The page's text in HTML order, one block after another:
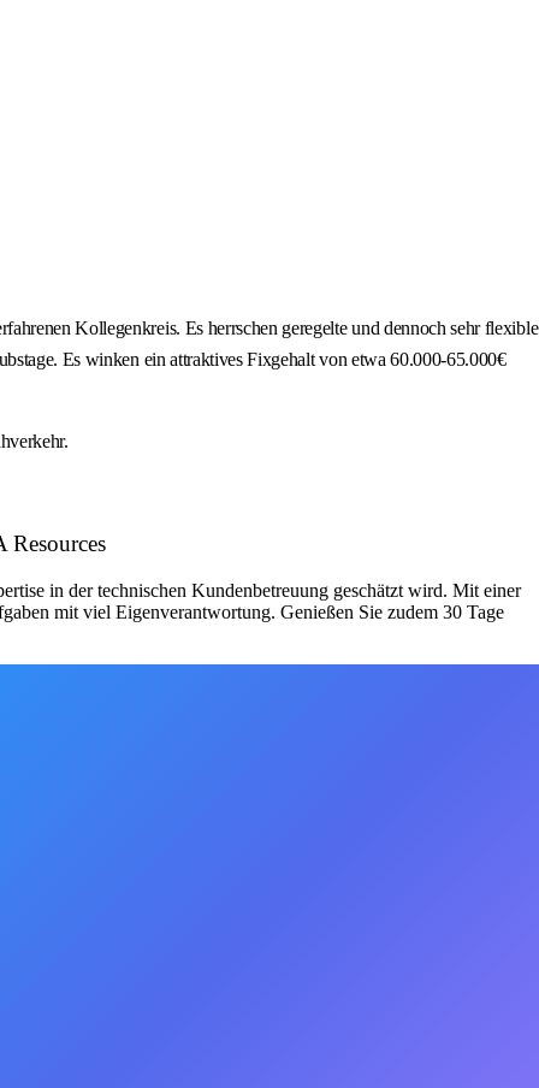
Kollegenkreis. Es herrschen geregelte und dennoch sehr flexible
Es winken ein attraktives Fixgehalt von etwa 60.000-65.000€
in der technischen Kundenbetreuung geschätzt wird. Mit einer
mit viel Eigenverantwortung. Genießen Sie zudem 30 Tage